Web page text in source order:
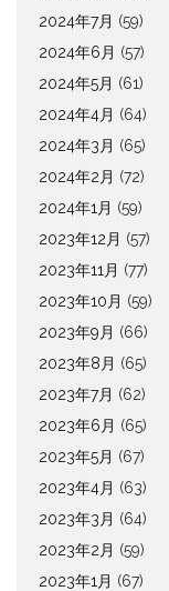
2024年7月 (59)
2024年6月 (57)
2024年5月 (61)
2024年4月 (64)
2024年3月 (65)
2024年2月 (72)
2024年1月 (59)
2023年12月 (57)
2023年11月 (77)
2023年10月 (59)
2023年9月 (66)
2023年8月 (65)
2023年7月 (62)
2023年6月 (65)
2023年5月 (67)
2023年4月 (63)
2023年3月 (64)
2023年2月 (59)
2023年1月 (67)